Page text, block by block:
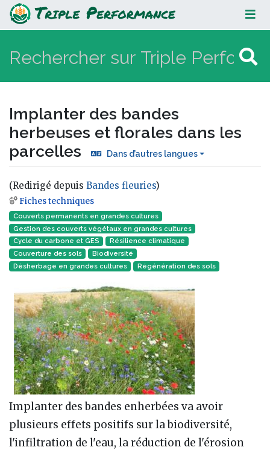
Implanter des bandes herbeuses et
florales dans les parcelles
Implanter des bandes
herbeuses et florales dans les
parcelles
Dans d’autres langues
(Redirigé depuis Bandes fleuries)
Aller à :navigation
Fiches techniques
Couverts permanents en grandes cultures
Gestion des couverts végétaux en grandes cultures
Cycle du carbone et GES
Résilience climatique
Couverture des sols
Biodiversité
Désherbage en grandes cultures
Régénération des sols
Implanter des bandes enherbées va avoir
plusieurs effets positifs sur la biodiversité,
l'infiltration de l'eau, la réduction de l'érosion